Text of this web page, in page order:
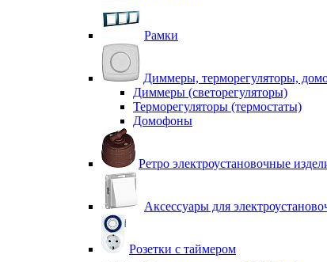
Рамки
Диммеры, терморегуляторы,
Диммеры (светорегуляторы)
Терморегуляторы (термостаты)
Домофоны
Ретро электроустановочные
Аксессуары для
Розетки с таймером